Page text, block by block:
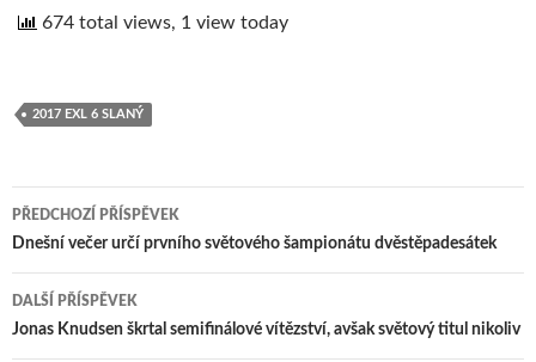
674 total views, 1 view today
2017 EXL 6 SLANÝ
Navigace
pro
příspěvek
PŘEDCHOZÍ PŘÍSPĚVEK
Dnešní večer určí prvního světového šampionátu dvěstěpadesátek
DALŠÍ PŘÍSPĚVEK
Jonas Knudsen škrtal semifinálové vítězství, avšak světový titul nikoliv